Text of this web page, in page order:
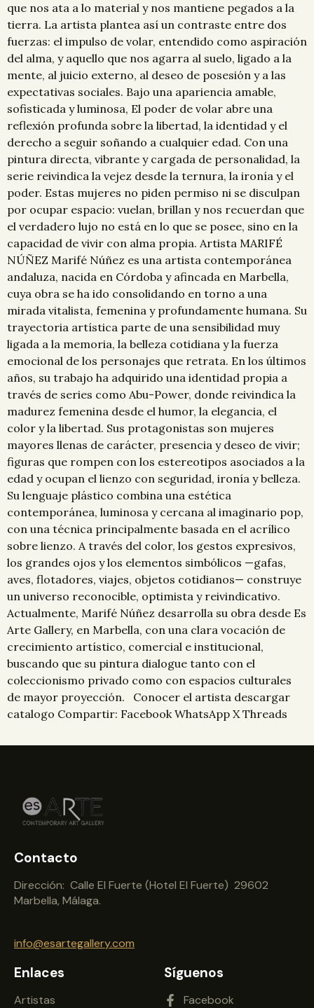
que nos ata a lo material y nos mantiene pegados a la
tierra. La artista plantea así un contraste entre dos
fuerzas: el impulso de volar, entendido como aspiración
del alma, y aquello que nos agarra al suelo, ligado a la
mente, al juicio externo, al deseo de posesión y a las
expectativas sociales. Bajo una apariencia amable,
sofisticada y luminosa, El poder de volar abre una
reflexión profunda sobre la libertad, la identidad y el
derecho a seguir soñando a cualquier edad. Con una
pintura directa, vibrante y cargada de personalidad, la
serie reivindica la vejez desde la ternura, la ironía y el
poder. Estas mujeres no piden permiso ni se disculpan
por ocupar espacio: vuelan, brillan y nos recuerdan que
el verdadero lujo no está en lo que se posee, sino en la
capacidad de vivir con alma propia. Artista MARIFÉ
NÚÑEZ Marifé Núñez es una artista contemporánea
andaluza, nacida en Córdoba y afincada en Marbella,
cuya obra se ha ido consolidando en torno a una
mirada vitalista, femenina y profundamente humana. Su
trayectoria artística parte de una sensibilidad muy
ligada a la memoria, la belleza cotidiana y la fuerza
emocional de los personajes que retrata. En los últimos
años, su trabajo ha adquirido una identidad propia a
través de series como Abu-Power, donde reivindica la
madurez femenina desde el humor, la elegancia, el
color y la libertad. Sus protagonistas son mujeres
mayores llenas de carácter, presencia y deseo de vivir;
figuras que rompen con los estereotipos asociados a la
edad y ocupan el lienzo con seguridad, ironía y belleza.
Su lenguaje plástico combina una estética
contemporánea, luminosa y cercana al imaginario pop,
con una técnica principalmente basada en el acrílico
sobre lienzo. A través del color, los gestos expresivos,
los grandes ojos y los elementos simbólicos —gafas,
aves, flotadores, viajes, objetos cotidianos— construye
un universo reconocible, optimista y reivindicativo.
Actualmente, Marifé Núñez desarrolla su obra desde Es
Arte Gallery, en Marbella, con una clara vocación de
crecimiento artístico, comercial e institucional,
buscando que su pintura dialogue tanto con el
coleccionismo privado como con espacios culturales
de mayor proyección. Conocer el artista descargar
catalogo Compartir: Facebook WhatsApp X Threads
Contacto
Dirección: Calle El Fuerte (Hotel El Fuerte) 29602
Marbella, Málaga.
info@esartegallery.com
Enlaces
Artistas
Síguenos
Facebook